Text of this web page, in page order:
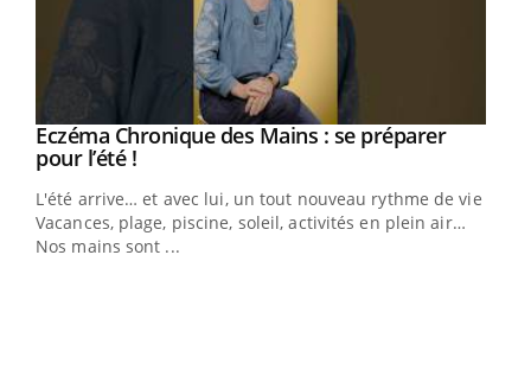
Youtube
Eczéma Chronique des Mains : se préparer
pour l’été !Youtube
L'été arrive… et avec lui, un tout nouveau rythme de vie !
Vacances, plage, piscine, soleil, activités en plein air…
Nos mains sont ...